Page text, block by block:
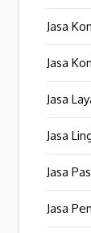
Jasa
Jasa
Jasa
Jasa
Jasa
Jasa